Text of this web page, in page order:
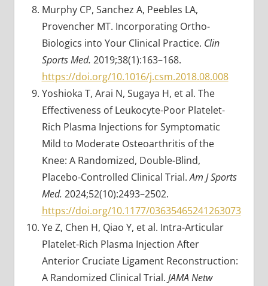
Murphy CP, Sanchez A, Peebles LA,
Provencher MT. Incorporating Ortho-
Biologics into Your Clinical Practice. Clin
Sports Med. 2019;38(1):163–168.
https://doi.org/10.1016/j.csm.2018.08.008
Yoshioka T, Arai N, Sugaya H, et al. The
Effectiveness of Leukocyte-Poor Platelet-
Rich Plasma Injections for Symptomatic
Mild to Moderate Osteoarthritis of the
Knee: A Randomized, Double-Blind,
Placebo-Controlled Clinical Trial.Am J Sports
Med. 2024;52(10):2493–2502.
https://doi.org/10.1177/03635465241263073
Ye Z, Chen H, Qiao Y, et al. Intra-Articular
Platelet-Rich Plasma Injection After
Anterior Cruciate Ligament Reconstruction:
A Randomized Clinical Trial. JAMA Netw